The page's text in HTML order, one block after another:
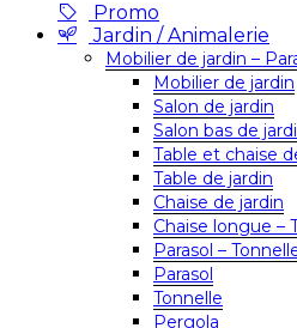
Promo
Jardin / Animalerie
Mobilier de jardin –
Mobilier de jardin
Salon de jardin
Salon bas de
Table et chaise
Table de jardin
Chaise de jardin
Chaise longue –
Parasol –
Parasol
Tonnelle
Pergola